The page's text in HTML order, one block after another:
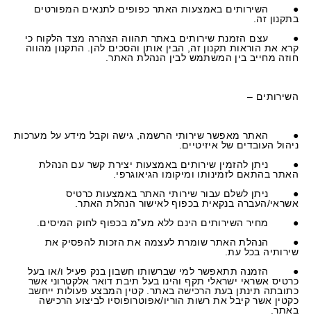
● השירותים באמצעות האתר כפופים לתנאים המפורטים
בתקנון זה.
● עצם הזמנת שירותים באתר תהווה הצהרה מצד הלקוח כי
קרא את הוראות תקנון זה, הבין אותן והסכים להן. התקנון מהווה
חוזה מחייב בין המשתמש לבין הנהלת האתר.
השירותים –
● האתר מאפשר שירותי הרשמה, גישה וקבל מידע על מערכות
ניהול העובדים של איזיטיים.
● ניתן להזמין שירותים באמצעות יצירת קשר עם הנהלת
האתר בהתאם לזמינותו ומיקומו הגיאוגרפי.
● ניתן לשלם עבור שירותי האתר באמצעות כרטיס
אשראי/העברה בנקאית בכפוף לאישור הנהלת האתר.
● מחיר השירותים הינם ללא מע”מ בכפוף לחוק המיסים.
● הנהלת האתר שומרת לעצמה את הזכות להפסיק את
שירותיה בכל עת.
● הזמנה תתאפשר למי שברשותו חשבון בנק פעיל ו/או בעל
כרטיס אשראי ישראלי תקף והינו בעל תיבת דואר אלקטרוני אשר
כתובתה תינתן בעת הרכישה באתר. קטין המבצע פעולות ייחשב
כקטין אשר קיבל את רשות הוריו/אפוטרופוסיו לביצוע הרכישה
באתר.